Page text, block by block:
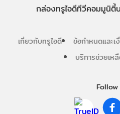
กล่องทรูไอดีทีวีคอมมูนิตี้
เกี่ยวกับทรูไอดี ข้อกำหนดและเ
บริการช่วยเห